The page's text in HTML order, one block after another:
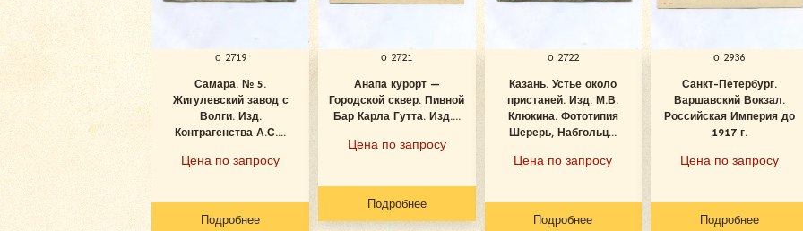
о 2719
Самара. № 5.
Жигулевский завод с
Волги. Изд.
Контрагенства А.С....
Цена по запросу
Подробнее
о 2721
Анапа курорт —
Городской сквер. Пивной
Бар Карла Гутта. Изд....
Цена по запросу
Подробнее
о 2722
Казань. Устье около
пристаней. Изд. М.В.
Клюкина. Фототипия
Шерерь, Набгольц...
Цена по запросу
Подробнее
о 2936
Санкт-Петербург.
Варшавский Вокзал.
Российская Империя до
1917 г.
Цена по запросу
Подробнее